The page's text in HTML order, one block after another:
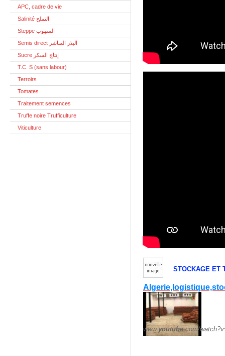
APC, cadre de vie
Salinité التملح
Steppe السهوب
Semis direct البذر المباشر
Sucre إنتاج السكر
T.C. S (sans labour)
Terroirs
Tomates
Traitement semences
Truffe noire Trufficulture
Viticulture
STOCKAGE ET
www. youtube.com/